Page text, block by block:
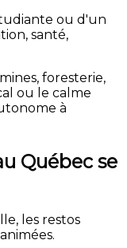
ou d'un
santé,
foresterie,
ou le calme
à
Québec se
les restos